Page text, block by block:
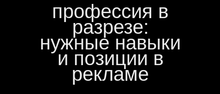
профессия в
разрезе:
нужные навыки
и позиции в
рекламе